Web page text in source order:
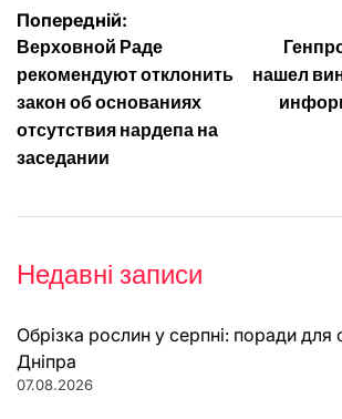
Навігація
записів
Попередній:
Верховной Раде
рекомендуют отклонить
закон об основаниях
отсутствия нардепа на
заседании
нашел
Недавні записи
Обрізка рослин у серпні: поради для
Дніпра
07.08.2026